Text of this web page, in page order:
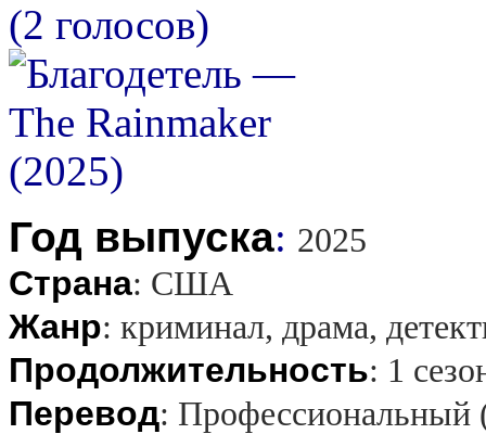
(2 голосов)
Год выпуска: 2025
Страна: США
Жанр: криминал, драма,
Продолжительность: 1
Перевод: Профессиональный